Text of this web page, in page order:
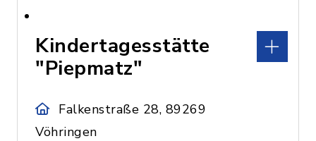
Kindertagesstätte
"Piepmatz"
Falkenstraße 28, 89269
Vöhringen